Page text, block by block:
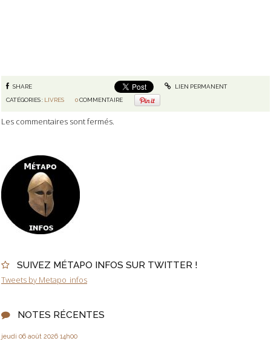
SUIVEZ MÉTAPO INFOS SUR TWITTER !
Tweets by Metapo_infos
NOTES RÉCENTES
jeudi 06 août 2026 14h00
SHARE
LIEN PERMANENT
CATÉGORIES : LIVRES 0 COMMENTAIRE
Les commentaires sont fermés.